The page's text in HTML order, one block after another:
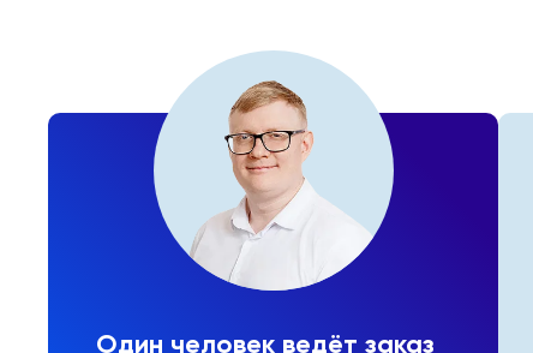
Один человек ведёт заказ